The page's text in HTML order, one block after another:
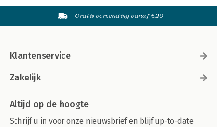
Gratis verzending vanaf €20
Klantenservice
Zakelijk
Altijd op de hoogte
Schrijf u in voor onze nieuwsbrief en blijf up-to-date